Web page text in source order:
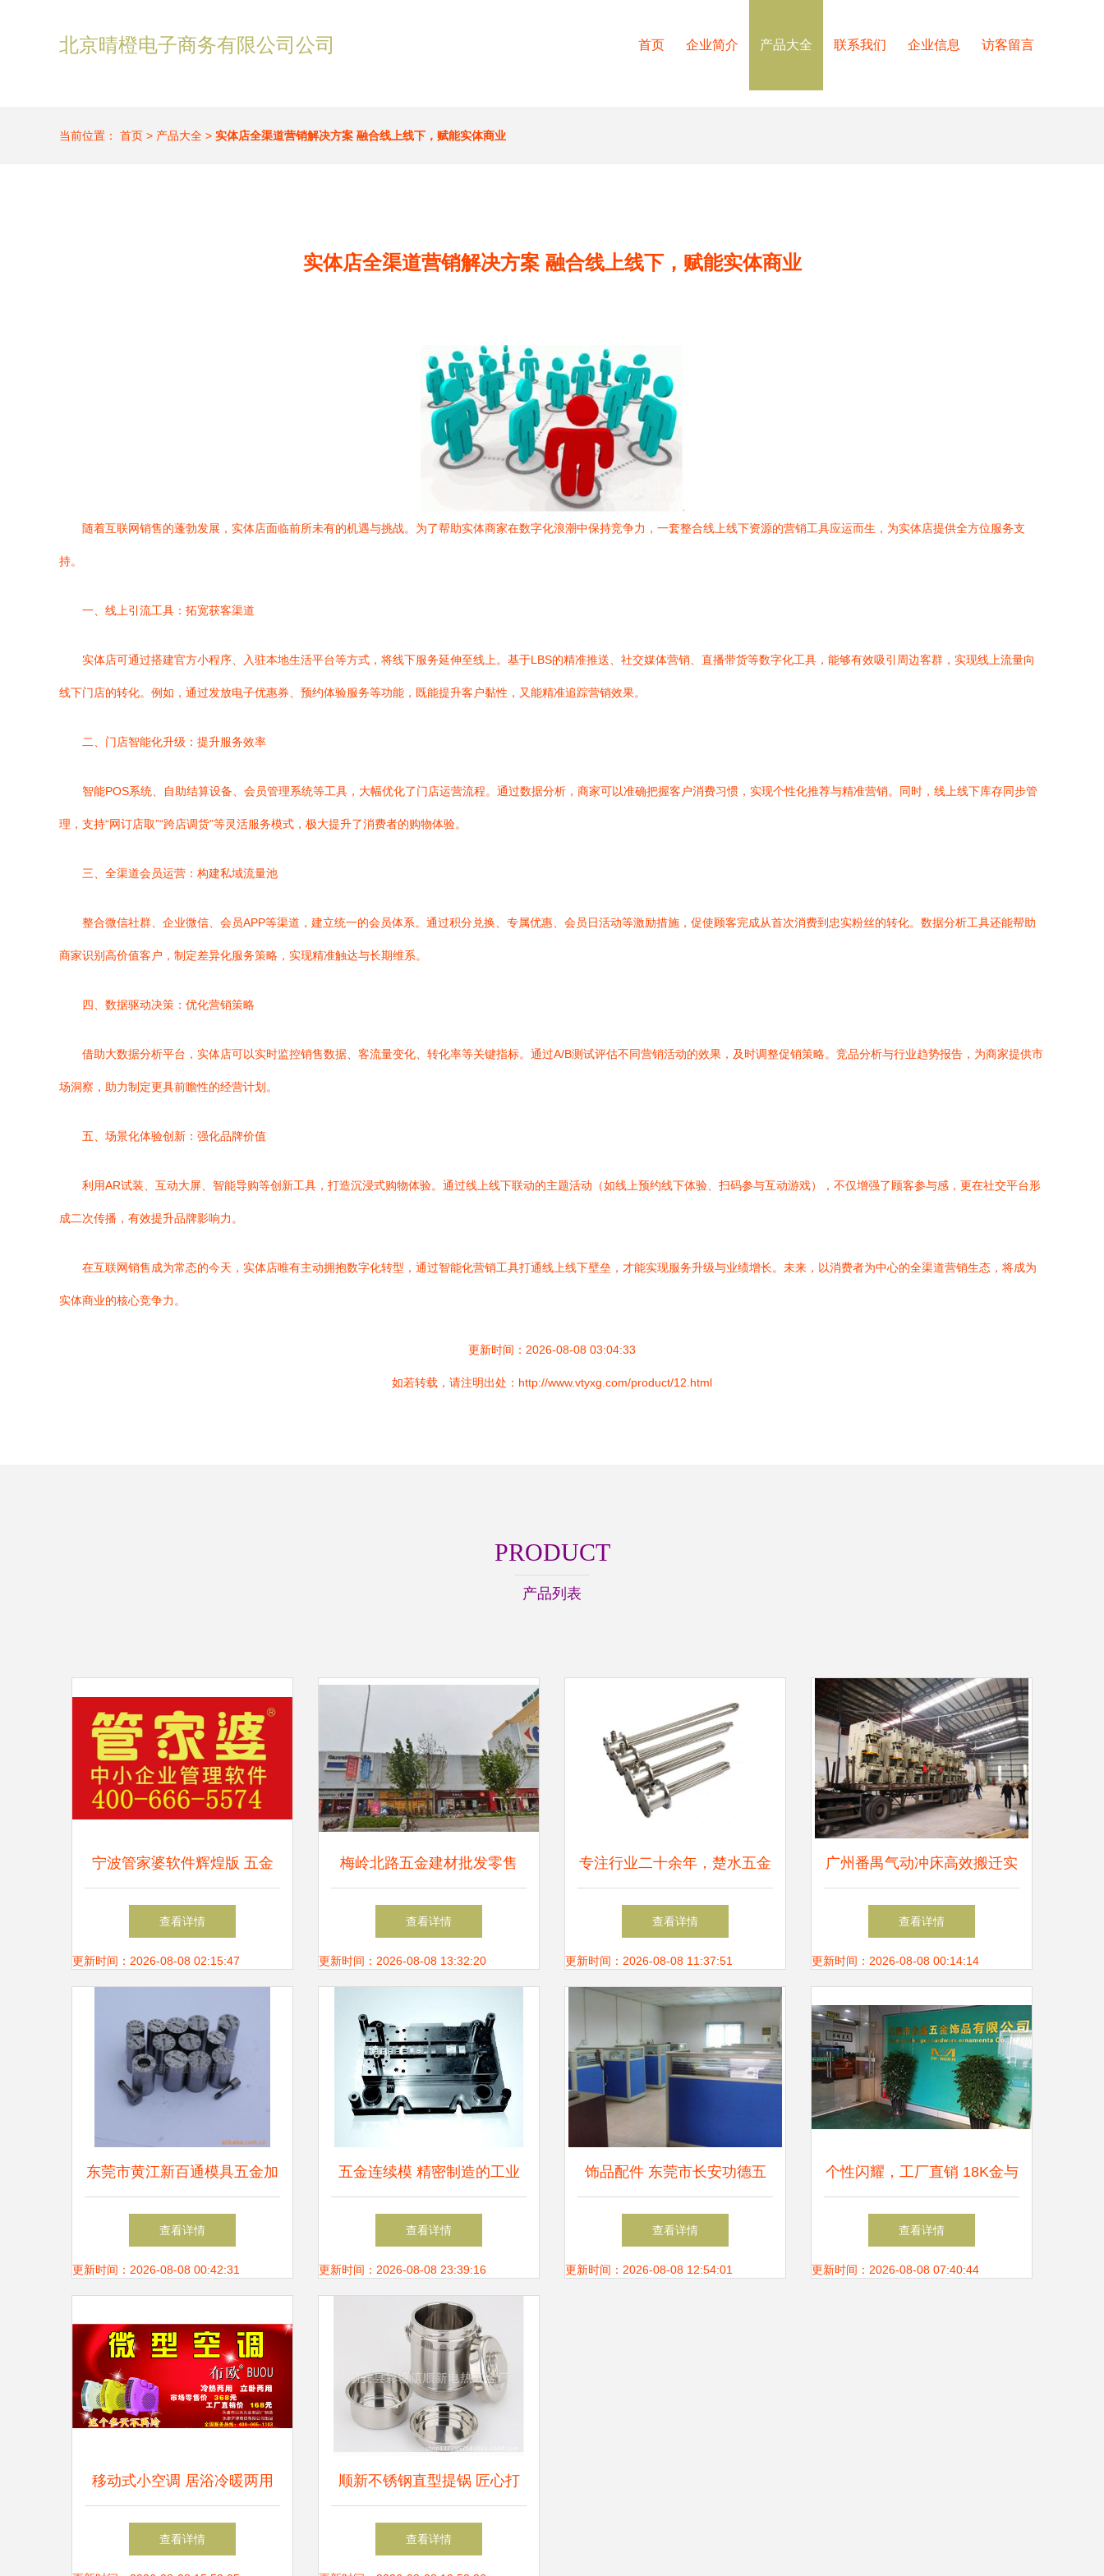
北京晴橙电子商务有限公司公司 首页 企业简介 产品大全 联系我们 企业信息 访客留言
当前位置： 首页 > 产品大全 > 实体店全渠道营销解决方案 融合线上线下，赋能实体商业
实体店全渠道营销解决方案 融合线上线下，赋能实体商业
随着互联网销售的蓬勃发展，实体店面临前所未有的机遇与挑战。为了帮助实体商家在数字化浪潮中保持竞争力，一套整合线上线下资源的营销工具应运而生，为实体店提供全方位服务支
持。
一、线上引流工具：拓宽获客渠道
实体店可通过搭建官方小程序、入驻本地生活平台等方式，将线下服务延伸至线上。基于LBS的精准推送、社交媒体营销、直播带货等数字化工具，能够有效吸引周边客群，实现线上流量向
线下门店的转化。例如，通过发放电子优惠券、预约体验服务等功能，既能提升客户黏性，又能精准追踪营销效果。
二、门店智能化升级：提升服务效率
智能POS系统、自助结算设备、会员管理系统等工具，大幅优化了门店运营流程。通过数据分析，商家可以准确把握客户消费习惯，实现个性化推荐与精准营销。同时，线上线下库存同步管
理，支持“网订店取”“跨店调货”等灵活服务模式，极大提升了消费者的购物体验。
三、全渠道会员运营：构建私域流量池
整合微信社群、企业微信、会员APP等渠道，建立统一的会员体系。通过积分兑换、专属优惠、会员日活动等激励措施，促使顾客完成从首次消费到忠实粉丝的转化。数据分析工具还能帮助
商家识别高价值客户，制定差异化服务策略，实现精准触达与长期维系。
四、数据驱动决策：优化营销策略
借助大数据分析平台，实体店可以实时监控销售数据、客流量变化、转化率等关键指标。通过A/B测试评估不同营销活动的效果，及时调整促销策略。竞品分析与行业趋势报告，为商家提供市
场洞察，助力制定更具前瞻性的经营计划。
五、场景化体验创新：强化品牌价值
利用AR试装、互动大屏、智能导购等创新工具，打造沉浸式购物体验。通过线上线下联动的主题活动（如线上预约线下体验、扫码参与互动游戏），不仅增强了顾客参与感，更在社交平台形
成二次传播，有效提升品牌影响力。
在互联网销售成为常态的今天，实体店唯有主动拥抱数字化转型，通过智能化营销工具打通线上线下壁垒，才能实现服务升级与业绩增长。未来，以消费者为中心的全渠道营销生态，将成为
实体商业的核心竞争力。
更新时间：2026-08-08 03:04:33
如若转载，请注明出处：http://www.vtyxg.com/product/12.html
PRODUCT
产品列表
宁波管家婆软件辉煌版 五金
零售业的智能管理解决方案
查看详情
更新时间：2026-08-08 02:15:47
梅岭北路五金建材批发零售
一站式采购的专业选择
查看详情
更新时间：2026-08-08 13:32:20
专注行业二十余年，楚水五金
工具展现耀眼实力
查看详情
更新时间：2026-08-08 11:37:51
广州番禺气动冲床高效搬迁实
录 36台设备一日内安全转移
至佛山五金零售新址
查看详情
更新时间：2026-08-08 00:14:14
东莞市黄江新百通模具五金加
工厂产品概览 专业模具标准
件与五金零售服务
查看详情
更新时间：2026-08-08 00:42:31
五金连续模 精密制造的工业
艺术
查看详情
更新时间：2026-08-08 23:39:16
饰品配件 东莞市长安功德五
金饰品加工厂在五金零售领域
的匠心之路
查看详情
更新时间：2026-08-08 12:54:01
个性闪耀，工厂直销 18K金与
钛钢字母项链引领欧美简约新
风尚
查看详情
更新时间：2026-08-08 07:40:44
移动式小空调 居浴冷暖两用
的新宠，今夏展销庙会热销中
查看详情
顺新不锈钢直型提锅 匠心打
造的双层真空保温良品
查看详情